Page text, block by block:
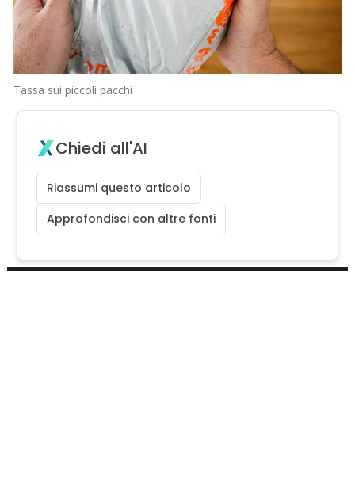
Tassa sui piccoli pacchi
Chiedi all'AI
Riassumi questo articolo
Approfondisci con altre fonti